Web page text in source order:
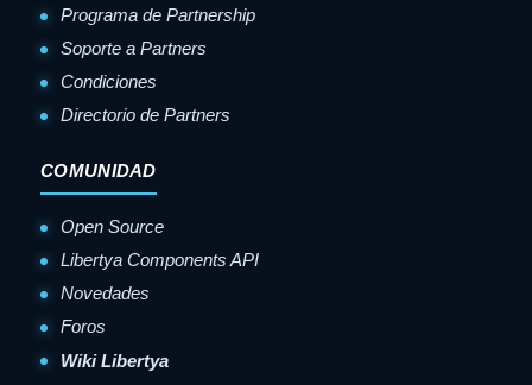
Programa de Partnership
Soporte a Partners
Condiciones
Directorio de Partners
COMUNIDAD
Open Source
Libertya Components API
Novedades
Foros
Wiki Libertya